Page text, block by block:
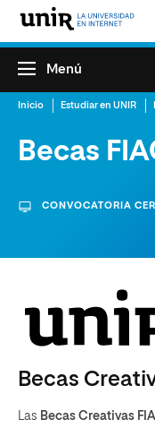
Menú
Inicio Estudiar en UNIR
Becas
CONVOCATORIA
Becas
Las Becas Creativas